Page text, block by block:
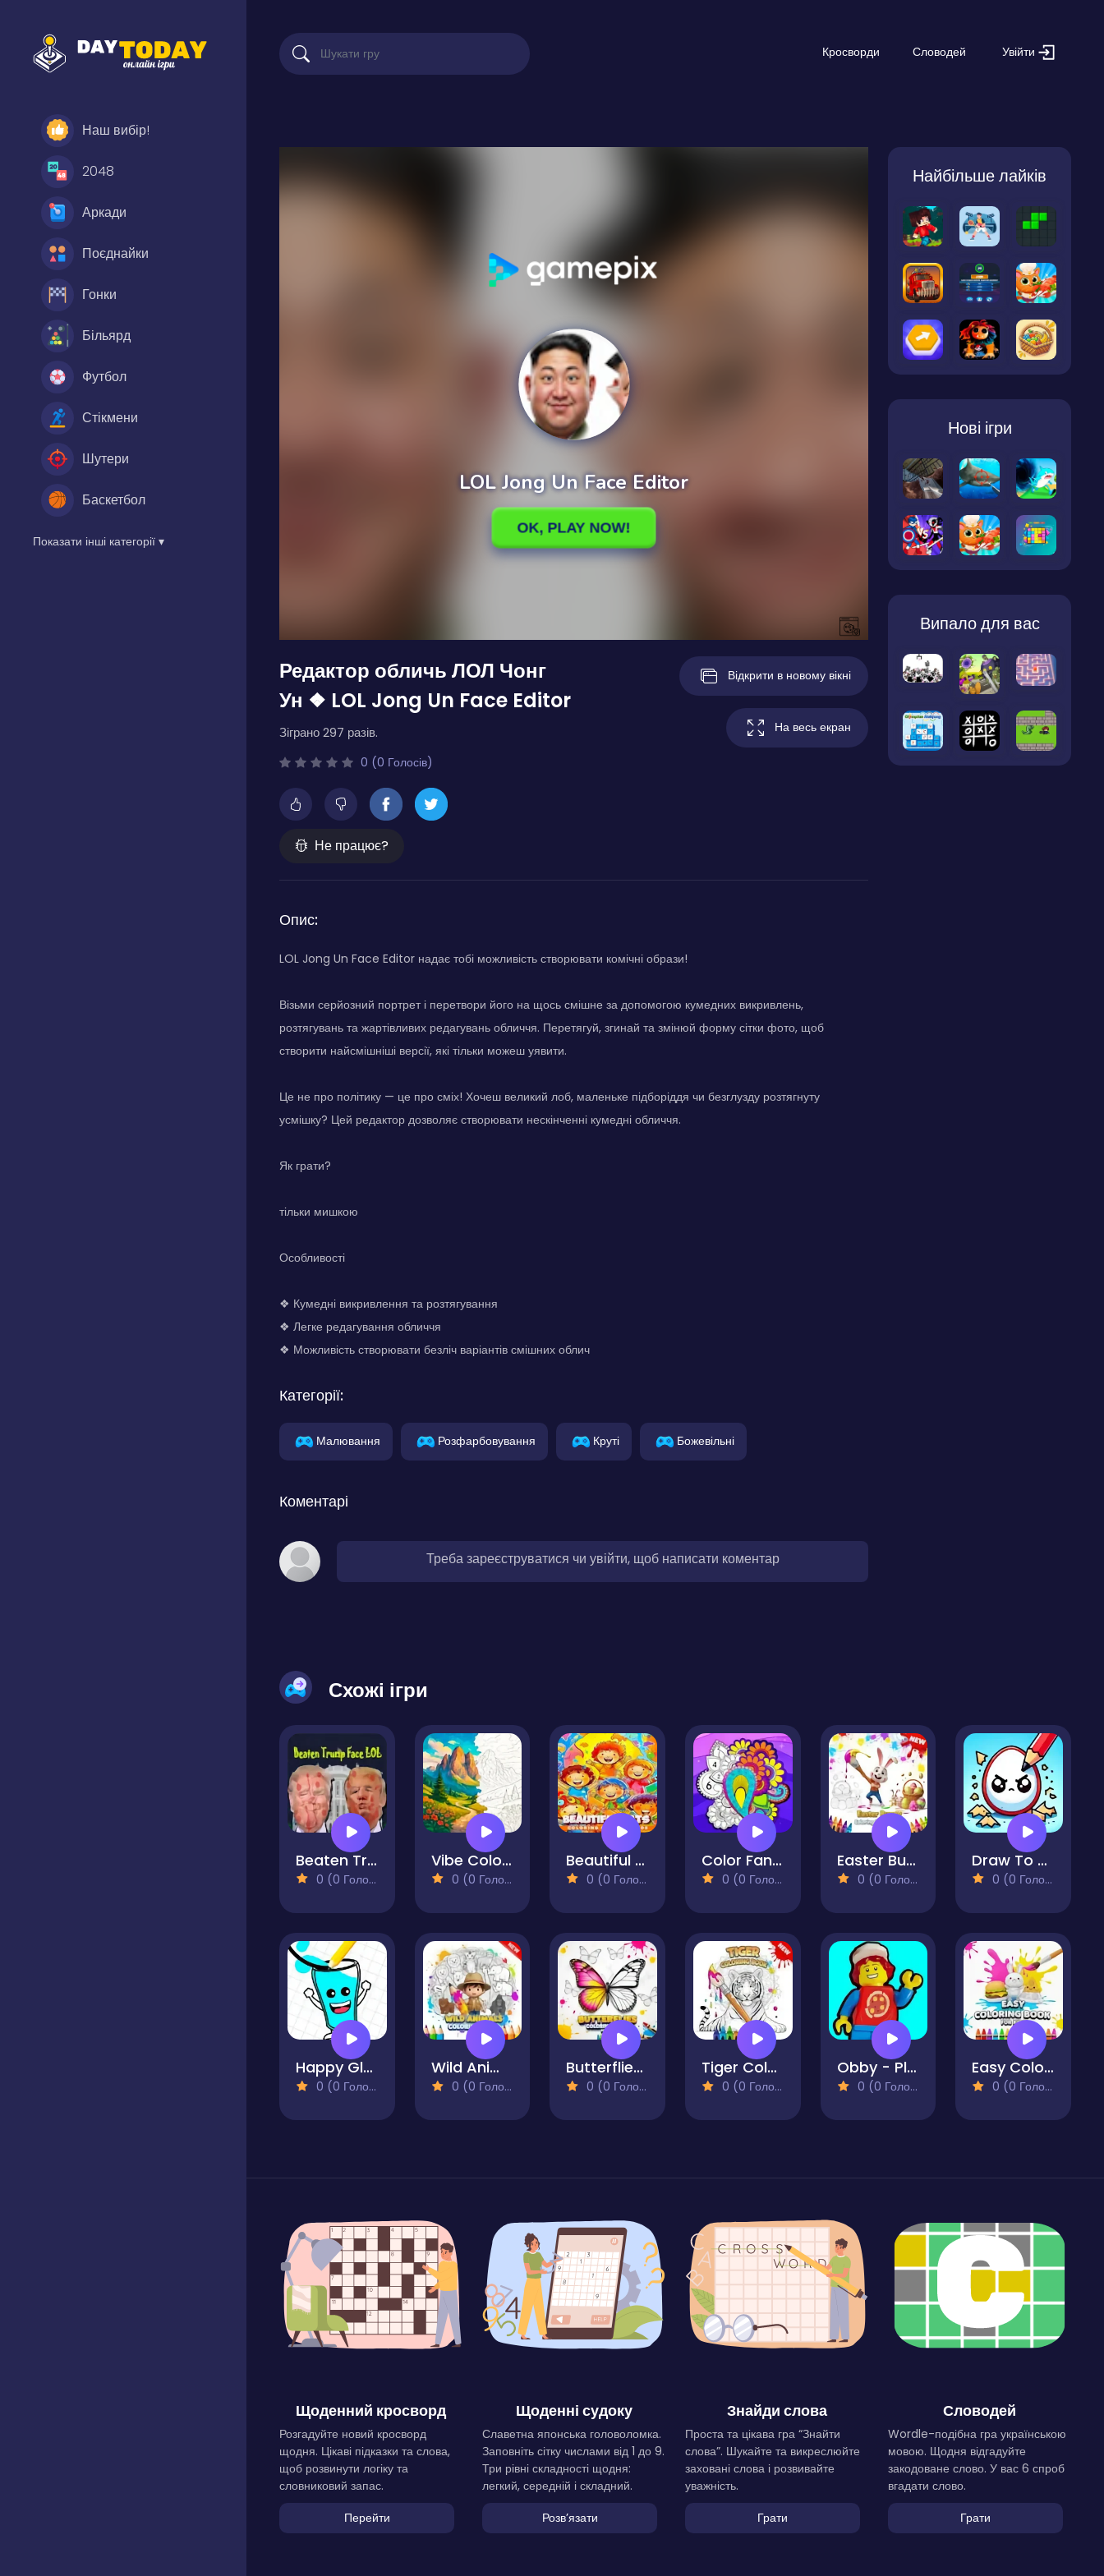
Наш вибір!
2048
Аркади
Поєднайки
Гонки
Більярд
Футбол
Стікмени
Шутери
Баскетбол
Показати інші категорії ▾
Кросворди Словодей Увійти
Редактор обличь ЛОЛ Чонг
Ун ❖ LOL Jong Un Face Editor
Зіграно 297 разів.
0 (0 Голосів)
Не працює?
Відкрити в новому вікні
На весь екран
Опис:
LOL Jong Un Face Editor надає тобі можливість створювати комічні образи!
Візьми серйозний портрет і перетвори його на щось смішне за допомогою кумедних викривлень,
розтягувань та жартівливих редагувань обличчя. Перетягуй, згинай та змінюй форму сітки фото, щоб
створити найсмішніші версії, які тільки можеш уявити.
Це не про політику — це про сміх! Хочеш великий лоб, маленьке підборіддя чи безглузду розтягнуту
усмішку? Цей редактор дозволяє створювати нескінченні кумедні обличчя.
Як грати?
тільки мишкою
Особливості
❖ Кумедні викривлення та розтягування
❖ Легке редагування обличчя
❖ Можливість створювати безліч варіантів смішних облич
Категорії:
Малювання Розфарбовування Круті Божевільні
Коментарі
Треба зареєструватися чи увійти, щоб написати коментар
Найбільше лайків
Нові ігри
Випало для вас
Схожі ігри
Beaten Trump Face LOL
0 (0 Голосів)
Vibe Colouring
0 (0 Голосів)
Beautiful Cats Coloring Book
0 (0 Голосів)
Color Fan Color By Number
0 (0 Голосів)
Easter Bunny Coloring Book for Kids
0 (0 Голосів)
Draw To Smash!
0 (0 Голосів)
Happy Glass
0 (0 Голосів)
Wild Animals Coloring Book
0 (0 Голосів)
Butterflies Coloring Book for Kids
0 (0 Голосів)
Tiger Coloring Book
0 (0 Голосів)
Obby - Playground Hardcore Challenge
0 (0 Голосів)
Easy Coloring Book for Kids
0 (0 Голосів)
Щоденний кросворд
Розгадуйте новий кросворд
щодня. Цікаві підказки та слова,
щоб розвинути логіку та
словниковий запас.
Перейти
Щоденні судоку
Славетна японська головоломка.
Заповніть сітку числами від 1 до 9.
Три рівні складності щодня:
легкий, середній і складний.
Розвʼязати
Знайди слова
Проста та цікава гра “Знайти
слова”. Шукайте та викреслюйте
заховані слова і розвивайте
уважність.
Грати
Словодей
Wordle-подібна гра українською
мовою. Щодня відгадуйте
закодоване слово. У вас 6 спроб
вгадати слово.
Грати